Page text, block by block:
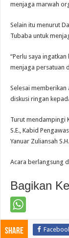
menjaga marwah
Selain itu menurut
Tubaba untuk
“Perlu saya
menjaga persatuan
Selesai memberikan
diskusi ringan
Turut mendampingi
S.E., Kabid
Yanuar Zuliansah S.H.
Acara berlangsung
Bagikan Ke
Share